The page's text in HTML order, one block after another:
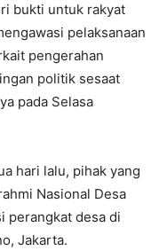
bukti untuk rakyat
pelaksanaan
pengerahan
politik sesaat
pada Selasa
hari lalu, pihak yang
Nasional Desa
perangkat desa di
Jakarta.